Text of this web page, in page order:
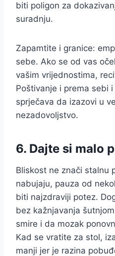
biti poligon za
suradnju.
Zapamtite i granice:
sebe. Ako se od vas
vašim vrijednostima,
Poštivanje i prema sebi
sprječava da izazovi u
nezadovoljstvo.
6. Dajte si malo
Bliskost ne znači stalnu
nabuja­ju, pauza od
biti najzdraviji potez.
bez kažnjavanja
smire i da mozak
Kad se vratite za stol,
manji jer je razina